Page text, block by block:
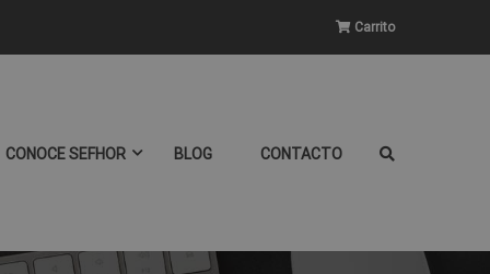
Carrito
CONOCE SEFHOR BLOG CONTACTO